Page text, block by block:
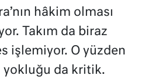
hâkim olması
Takım da biraz
işlemiyor. O yüzden
yokluğu da kritik.